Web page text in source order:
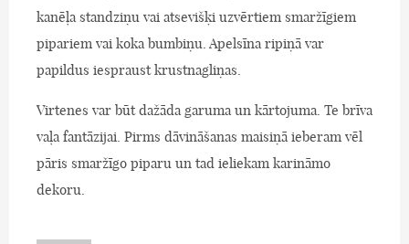
kanēļa standziņu vai atsevišķi uzvērtiem smaržīgiem
pipariem vai koka bumbiņu. Apelsīna ripiņā var
papildus iespraust krustnagliņas.
Virtenes var būt dažāda garuma un kārtojuma. Te brīva
vaļa fantāzijai. Pirms dāvināšanas maisiņā ieberam vēl
pāris smaržīgo piparu un tad ieliekam karināmo
dekoru.